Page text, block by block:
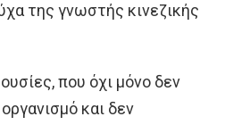
της γνωστής κινεζικής
που όχι μόνο δεν
και δεν